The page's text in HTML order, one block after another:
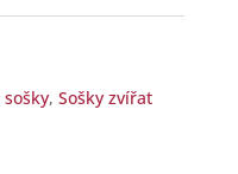
, Sošky zvířat